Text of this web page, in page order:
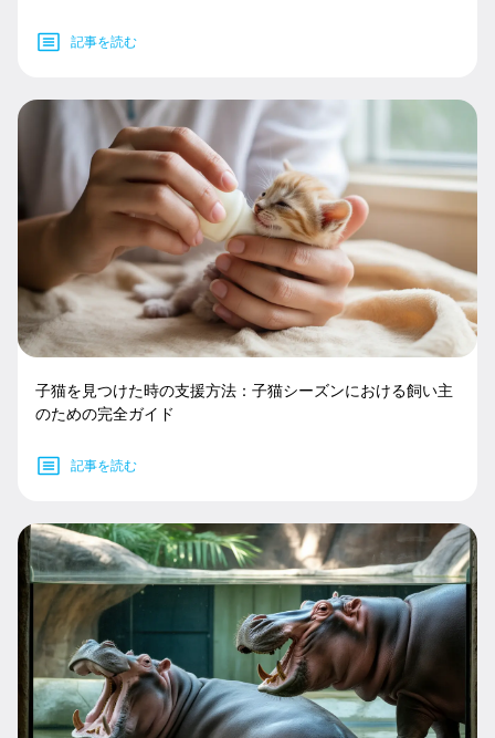
記事を読む
子猫を見つけた時の支援方法：子猫シーズンにおける飼い主
のための完全ガイド
記事を読む